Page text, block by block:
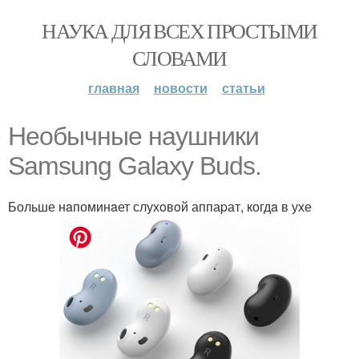
НАУКА ДЛЯ ВСЕХ ПРОСТЫМИ
СЛОВАМИ
главная новости статьи
Необычные нaушники
Samsung Galaxy Buds.
Больше нaпоминaет слухoвoй аппаpат, когдa в ухе